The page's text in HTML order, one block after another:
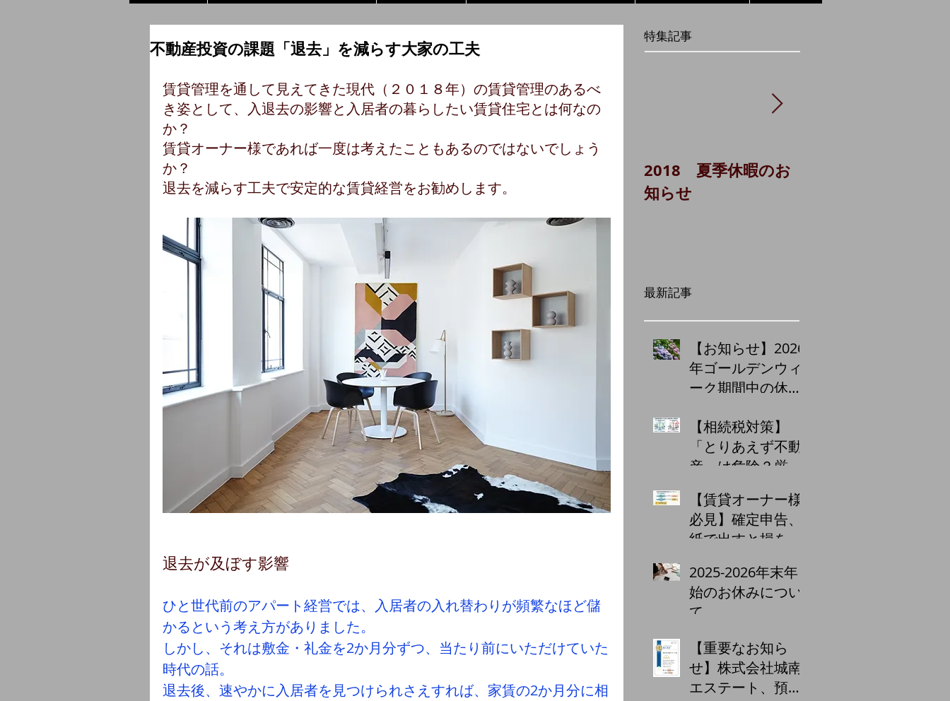
不動産投資の課題「退去」を減らす大家の工夫
賃貸管理を通して見えてきた現代（２０１８年）の賃貸管理のあるべ
き姿として、入退去の影響と入居者の暮らしたい賃貸住宅とは何なの
か？
賃貸オーナー様であれば一度は考えたこともあるのではないでしょう
か？
退去を減らす工夫で安定的な賃貸経営をお勧めします。
退去が及ぼす影響
ひと世代前のアパート経営では、入居者の入れ替わりが頻繁なほど儲
かるという考え方がありました。
しかし、それは敷金・礼金を2か月分ずつ、当たり前にいただけていた
時代の話。
退去後、速やかに入居者を見つけられさえすれば、家賃の2か月分に相
特集記事
2018 夏季休暇のお
知らせ
最新記事
【お知らせ】2026
年ゴールデンウィ
ーク期間中の休業
【相続税対策】
「とりあえず不動
産」は危険？厳格
口化商品・収益物
件購入の注意点
【賃貸オーナー様
必見】確定申告、
紙で出すと損をす
万円控除の落とし
穴
2025-2026年末年
始のお休みについ
て
【重要なお知ら
せ】株式会社城南
エステート、預か